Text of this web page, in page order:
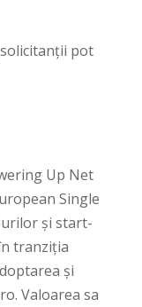
pot
Up Net
Single
și start-
tranziția
și
Valoarea sa